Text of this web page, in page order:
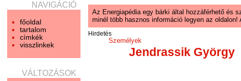
NAVIGÁCIÓ
főoldal
tartalom
címkék
visszlinkek
VÁLTOZÁSOK
Az Energiapédia egy bárki által hozzáférhető és
minél több hasznos információ legyen az
Hirdetés
Személyek
Jendrassik György